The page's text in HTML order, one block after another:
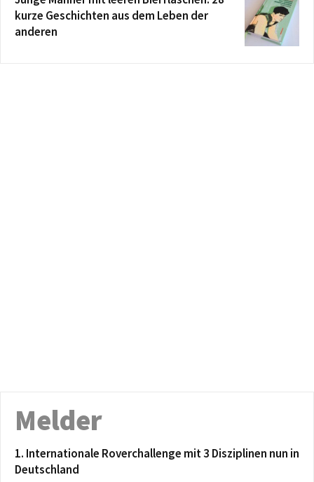
kurze Geschichten aus dem Leben der
anderen
Melder
1. Internationale Roverchallenge mit 3 Disziplinen nun in
Deutschland